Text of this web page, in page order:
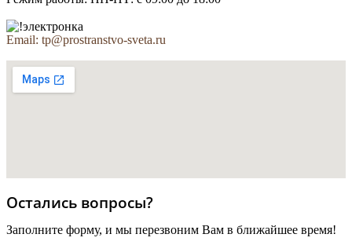
Email: tp@prostranstvo-sveta.ru
Остались вопросы?
Заполните форму, и мы перезвоним Вам в ближайшее время!